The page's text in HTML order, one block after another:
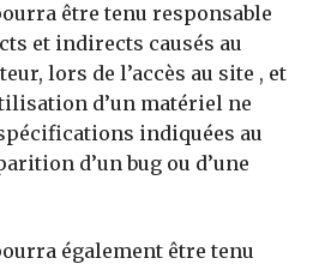
être tenu responsable
et indirects causés au
lors de l’accès au site , et
d’un matériel ne
indiquées au
d’un bug ou d’une
également être tenu